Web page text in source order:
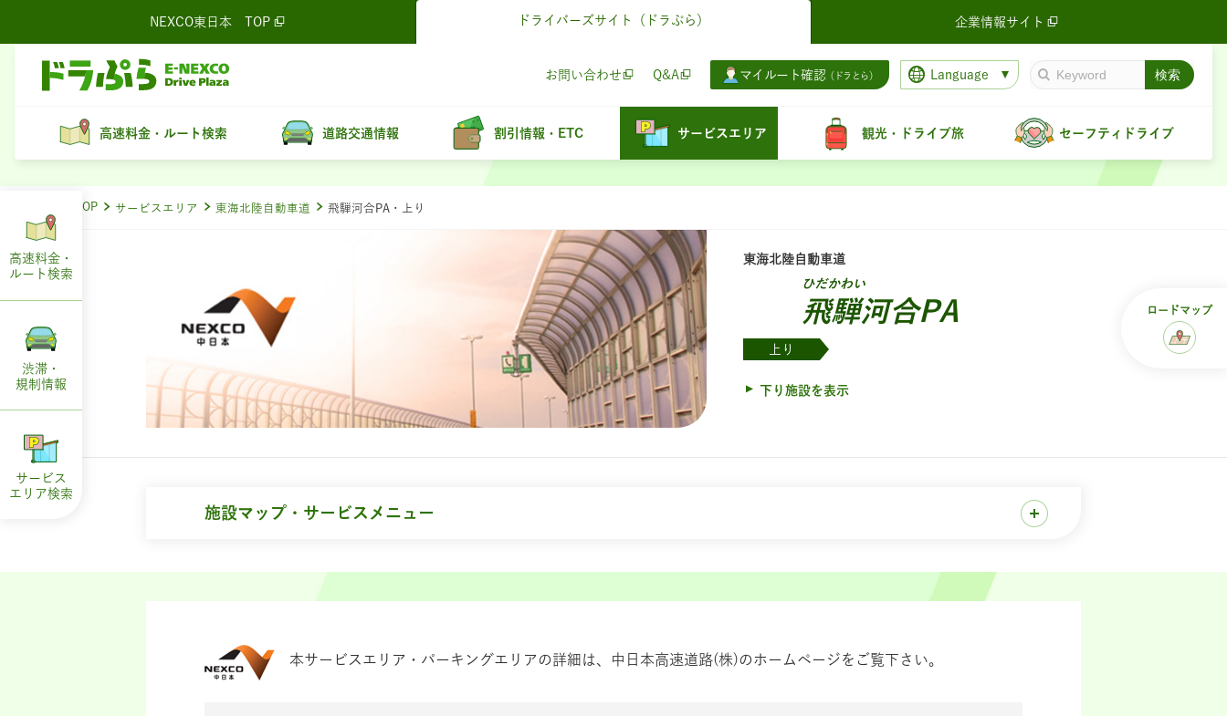
NEXCO東日本 TOP ドライバーズサイト （ドラぷら） 企業情報サイト
お問い合わせ Q&A マイルート確認 （ドラとら） Language
高速料金・ルート検索 道路交通情報 割引情報・ETC サービスエリア 観光・ドライブ旅 セーフティドライブ
ドラぷらTOP サービスエリア 東海北陸自動車道 飛騨河合PA・上り
東海北陸自動車道
ひだかわい
飛騨河合PA
上り
下り施設を表示
施設マップ・サービスメニュー
本サービスエリア・パーキングエリアの詳細は、中日本高速道路(株)のホームページをご覧下さい。
ロードマップ
高速料金・
ルート 検索
渋滞・
規制情報
サービス
エリア検索